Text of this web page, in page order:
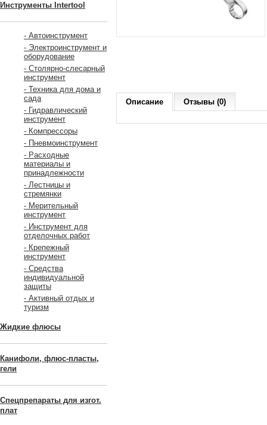
Инструменты Intertool
- Автоинструмент
- Электроинструмент и
оборудование
- Столярно-слесарный
инструмент
- Техника для дома и
сада
- Гидравлический
инструмент
- Компрессоры
- Пневмоинструмент
- Расходные
материалы и
принадлежности
- Лестницы и
стремянки
- Мерительный
инструмент
- Инструмент для
отделочных работ
- Крепежный
инструмент
- Средства
индивидуальной
защиты
- Активный отдых и
туризм
Жидкие флюсы
Канифоли, флюс-пласты,
гели
Спецпрепараты для изгот.
плат
Описание Отзывы (0)